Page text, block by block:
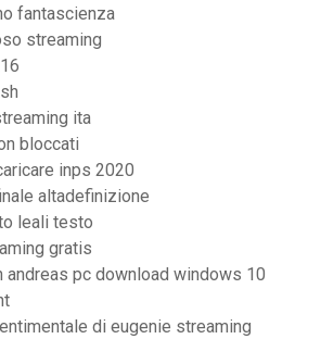
fantascienza
streaming
ita
bloccati
inps 2020
altadefinizione
leali testo
gratis
andreas pc download windows 10
di eugenie streaming